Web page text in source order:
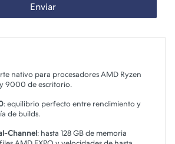
Enviar
nativo para procesadores AMD Ryzen
9000 de escritorio.
: equilibrio perfecto entre rendimiento y
de builds.
Channel: hasta 128 GB de memoria